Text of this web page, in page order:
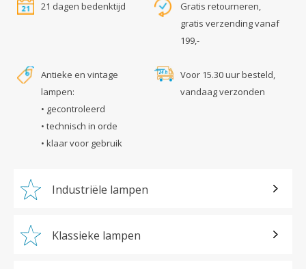
21 dagen bedenktijd
Gratis retourneren,
gratis verzending vanaf
199,-
Antieke en vintage
lampen:
• gecontroleerd
• technisch in orde
• klaar voor gebruik
Voor 15.30 uur besteld,
vandaag verzonden
Industriële lampen
Klassieke lampen